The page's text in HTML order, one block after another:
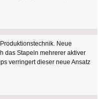
Neue
das Stapeln mehrerer aktiver
verringert dieser neue Ansatz